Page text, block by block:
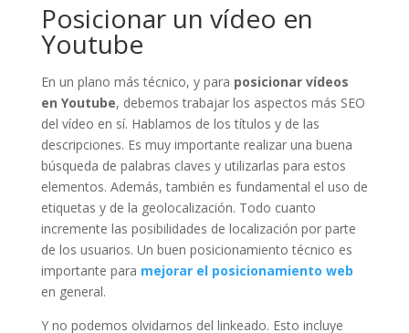
Posicionar un vídeo en
Youtube
En un plano más técnico, y para posicionar vídeos
en Youtube, debemos trabajar los aspectos más SEO
del vídeo en sí. Hablamos de los títulos y de las
descripciones. Es muy importante realizar una buena
búsqueda de palabras claves y utilizarlas para estos
elementos. Además, también es fundamental el uso de
etiquetas y de la geolocalización. Todo cuanto
incremente las posibilidades de localización por parte
de los usuarios. Un buen posicionamiento técnico es
importante para mejorar el posicionamiento web
en general.
Y no podemos olvidarnos del linkeado. Esto incluye